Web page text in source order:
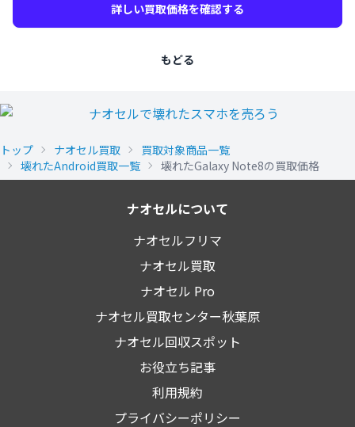
詳しい買取価格を確認する
もどる
トップ ナオセル買取
買取対象商品一覧
壊れたAndroid買取一覧
壊れたGalaxy Note8の買取価格
ナオセルについて
ナオセルフリマ
ナオセル買取
ナオセル Pro
ナオセル買取センター秋葉原
ナオセル回収スポット
お役立ち記事
利用規約
プライバシーポリシー